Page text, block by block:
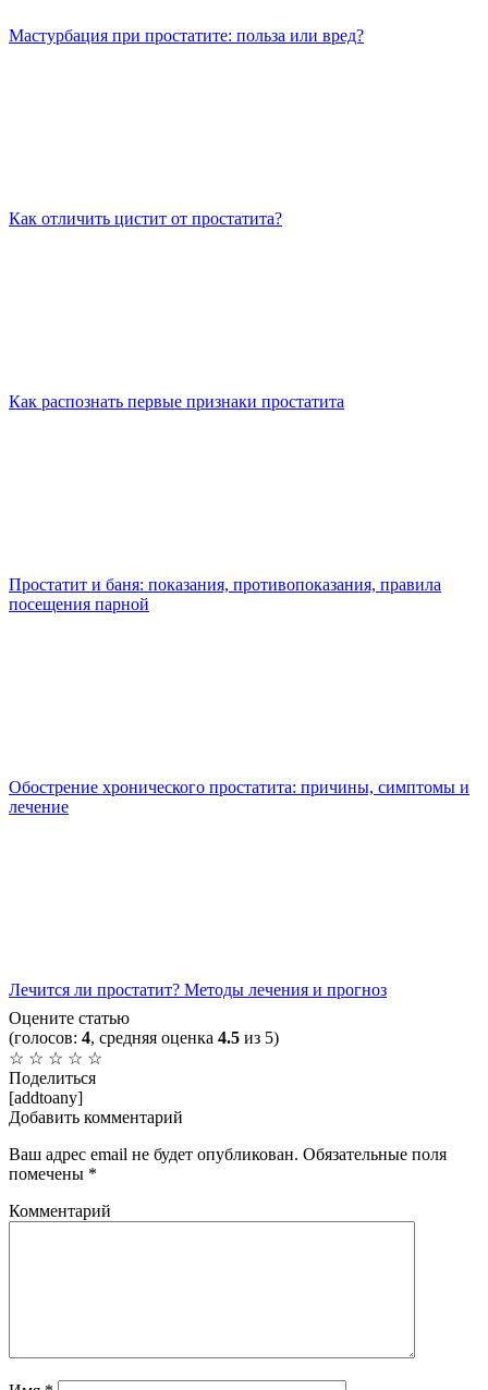
Мастурбация при простатите: польза или вред?
Как отличить цистит от простатита?
Как распознать первые признаки простатита
Простатит и баня: показания, противопоказания, правила
посещения парной
Обострение хронического простатита: причины, симптомы и
лечение
Лечится ли простатит? Методы лечения и прогноз
Оцените статью
(голосов: 4, средняя оценка 4.5 из 5)
☆ ☆ ☆ ☆ ☆
Поделиться
[addtoany]
Добавить комментарий
Ваш адрес email не будет опубликован. Обязательные поля
помечены *
Комментарий